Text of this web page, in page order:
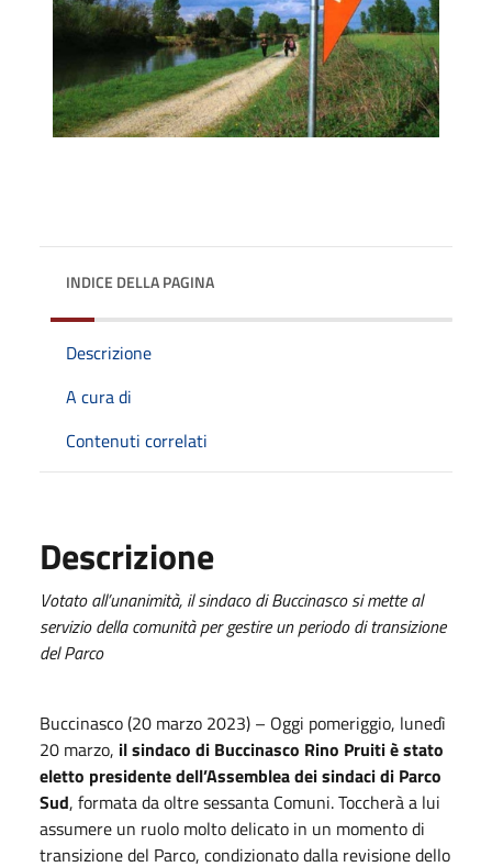
INDICE DELLA PAGINA
Descrizione
A cura di
Contenuti correlati
Descrizione
Votato all’unanimità, il sindaco di Buccinasco si mette al
servizio della comunità per gestire un periodo di transizione
del Parco
Buccinasco (20 marzo 2023) – Oggi pomeriggio, lunedì
20 marzo, il sindaco di Buccinasco Rino Pruiti è stato
eletto presidente dell’Assemblea dei sindaci di Parco
Sud, formata da oltre sessanta Comuni. Toccherà a lui
assumere un ruolo molto delicato in un momento di
transizione del Parco, condizionato dalla revisione dello